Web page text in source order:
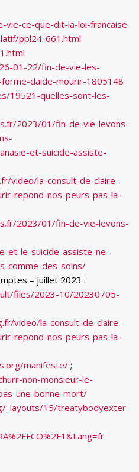
vie-ce-que-dit-la-loi-francaise
ppl24-661.html
01-22/fin-de-vie-les-
daide-mourir-1805148
19521-quelles-sont-les-
2023/01/fin-de-vie-levons-
et-suicide-assiste-
video/la-consult-de-claire-
repond-nos-peurs-pas-la-
2023/01/fin-de-vie-levons-
et-le-suicide-assiste-ne-
comme-des-soins/
– juillet 2023 :
files/2023-10/20230705-
video/la-consult-de-claire-
repond-nos-peurs-pas-la-
manifeste/ ;
non-monsieur-le-
une-bonne-mort/
_layouts/15/treatybodyexter